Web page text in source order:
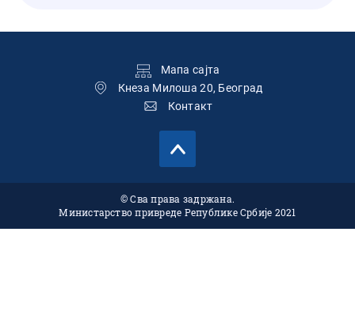
Мапа сајта
Кнеза Милоша 20, Београд
Контакт
© Сва права задржана.
Министарство привреде Републике Србије 2021